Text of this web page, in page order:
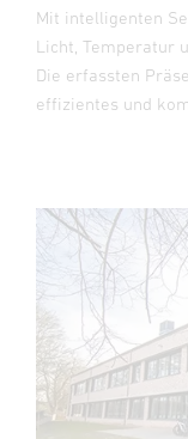
Mit intelligenten
Licht, Temperatur
Die erfassten
effizientes und